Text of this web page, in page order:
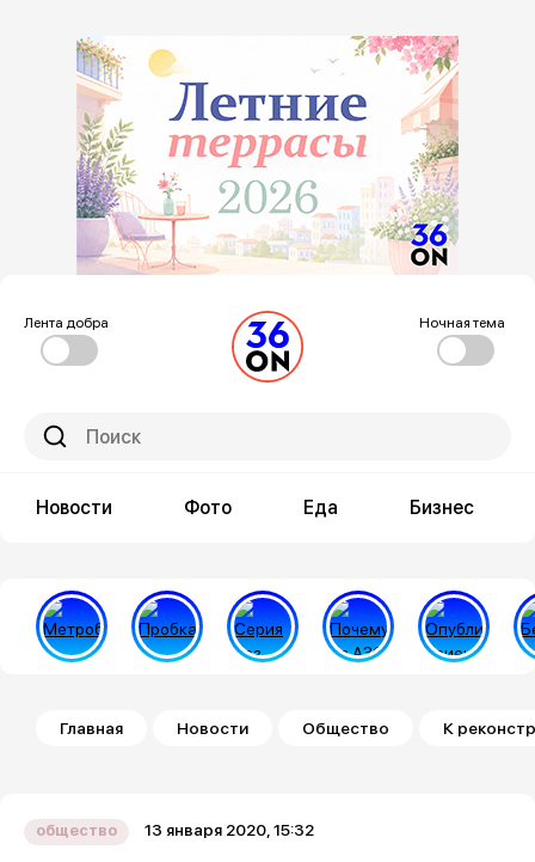
Лента добра Ночная тема
Новости Фото Еда Бизнес
Строка навигации
Главная Новости Общество К
общество 13 января 2020, 15:32